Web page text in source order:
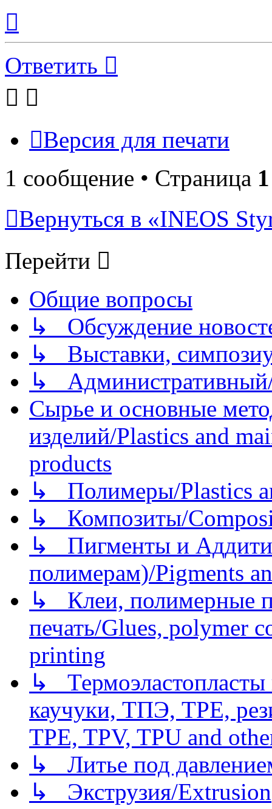
началу
Ответить
Версия для печати
1 сообщение • Страница 1
Вернуться в «INEOS
Перейти
Общие вопросы
↳ Обсуждение
↳ Выставки,
↳
Сырье и основные
изделий/Plastics and
products
↳ Полимеры/Plastics
↳ Композиты/
↳ Пигменты и
полимерам)/Pigments
↳ Клеи, полимерные
печать/Glues, polymer
printing
↳
каучуки, ТПЭ, TPE,
TPE, TPV, TPU and
↳ Литье под
↳ Экструзия/Extrusion